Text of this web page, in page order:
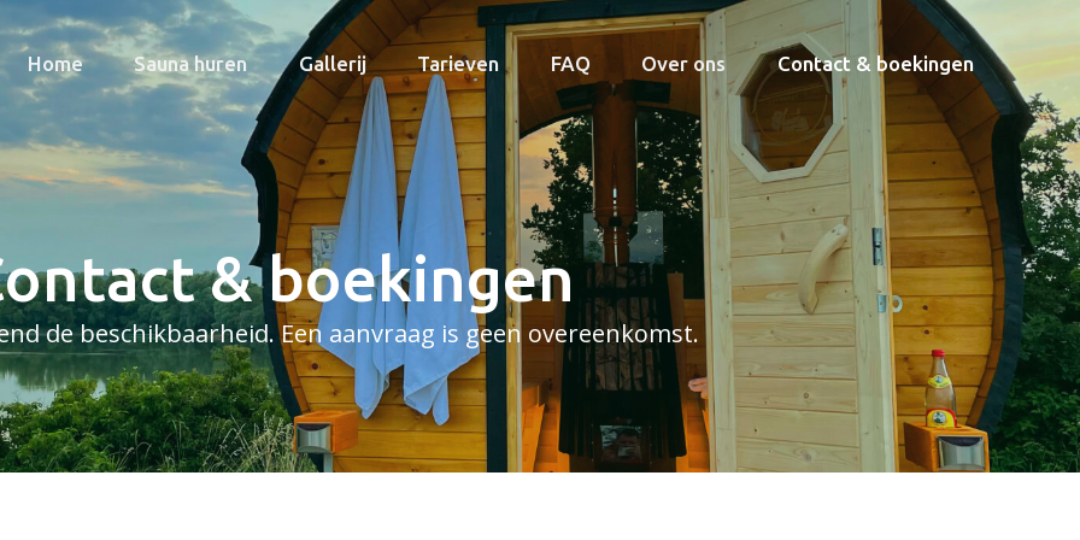
Home Sauna huren Gallerij Tarieven FAQ Over ons Contact & boekingen
& boekingen
de beschikbaarheid. Een aanvraag is geen overeenkomst.